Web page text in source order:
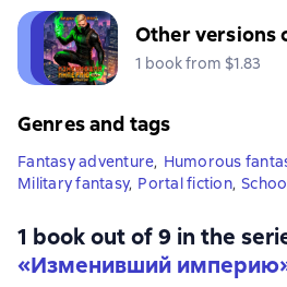
Other versions
1 book from $1.83
Genres and tags
Fantasy adventure, Humorous
Military fantasy, Portal fiction,
1 book out of 9 in the
«Изменивший